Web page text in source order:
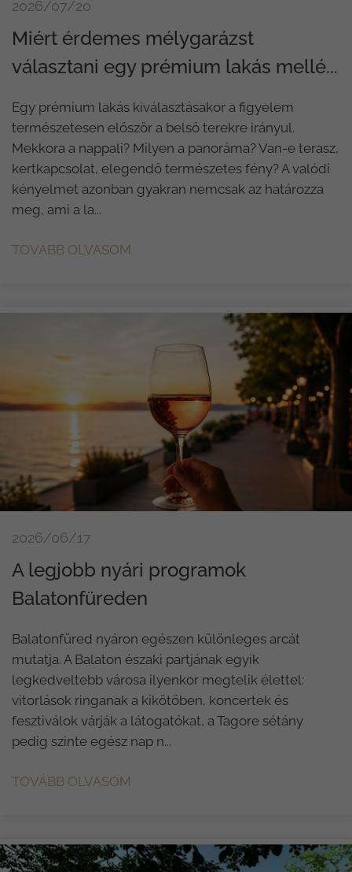
2026/07/20
Miért érdemes mélygarázst
választani egy prémium lakás mellé...
Egy prémium lakás kiválasztásakor a figyelem
természetesen először a belső terekre irányul.
Mekkora a nappali? Milyen a panoráma? Van-e terasz,
kertkapcsolat, elegendő természetes fény? A valódi
kényelmet azonban gyakran nemcsak az határozza
meg, ami a la...
TOVÁBB OLVASOM
2026/06/17
A legjobb nyári programok
Balatonfüreden
Balatonfüred nyáron egészen különleges arcát
mutatja. A Balaton északi partjának egyik
legkedveltebb városa ilyenkor megtelik élettel:
vitorlások ringanak a kikötőben, koncertek és
fesztiválok várják a látogatókat, a Tagore sétány
pedig szinte egész nap n...
TOVÁBB OLVASOM